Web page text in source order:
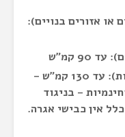
או אזורים בנויים):
קמ”ש
כבישים מהירים (אוטוסטרדות): עד 130 קמ”ש –
– בניגוד
אין כבישי אגרה.